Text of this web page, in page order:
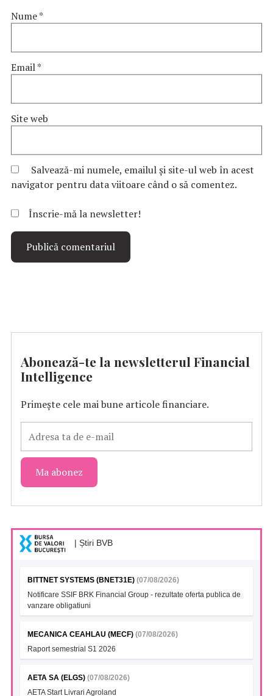
Nume*
Email*
Site web
Salvează-mi numele, emailul și site-ul web în acest
navigator pentru data viitoare când o să comentez.
Înscrie-mă la newsletter!
Abonează-te la newsletterul Financial
Intelligence
Primește cele mai bune articole financiare.
| Știri BVB
BITTNET SYSTEMS (BNET31E) (07/08/2026)
Notificare SSIF BRK Financial Group - rezultate oferta publica de
vanzare obligatiuni
MECANICA CEAHLAU (MECF) (07/08/2026)
Raport semestrial S1 2026
AETA SA (ELGS) (07/08/2026)
AETA Start Livrari Agroland